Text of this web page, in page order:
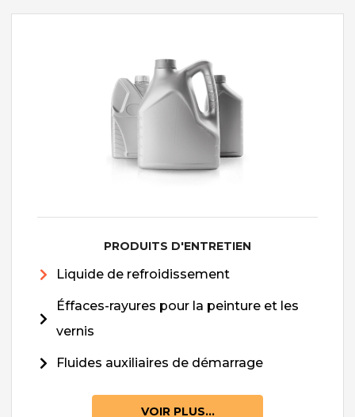
PRODUITS D'ENTRETIEN
Liquide de refroidissement
Éffaces-rayures pour la peinture et les
vernis
Fluides auxiliaires de démarrage
VOIR PLUS...